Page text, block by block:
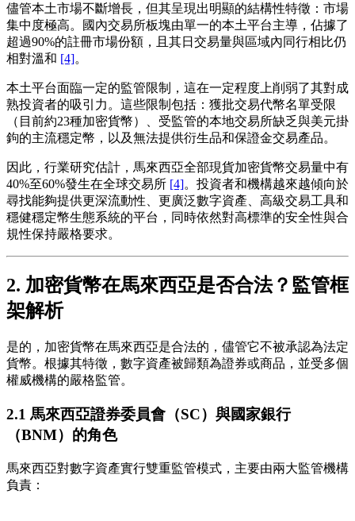
儘管本土市場不斷增長，但其呈現出明顯的結構性特徵：市場
集中度極高。國內交易所板塊由單一的本土平台主導，佔據了
超過90%的註冊市場份額，且其日交易量與區域內同行相比仍
相對溫和 [4]。
本土平台面臨一定的監管限制，這在一定程度上削弱了其對成
熟投資者的吸引力。這些限制包括：獲批交易代幣名單受限
（目前約23種加密貨幣）、受監管的本地交易所缺乏與美元掛
鉤的主流穩定幣，以及無法提供衍生品和保證金交易產品。
因此，行業研究估計，馬來西亞全部現貨加密貨幣交易量中有
40%至60%發生在全球交易所 [4]。投資者和機構越來越傾向於
尋找能夠提供更深流動性、更廣泛數字資產、高級交易工具和
穩健穩定幣生態系統的平台，同時依然對高標準的安全性與合
規性保持嚴格要求。
2. 加密貨幣在馬來西亞是否合法？監管框
架解析
是的，加密貨幣在馬來西亞是合法的，儘管它不被承認為法定
貨幣。根據其特徵，數字資產被歸類為證券或商品，並受多個
權威機構的嚴格監管。
2.1 馬來西亞證券委員會（SC）與國家銀行
（BNM）的角色
馬來西亞對數字資產實行雙重監管模式，主要由兩大監管機構
負責：